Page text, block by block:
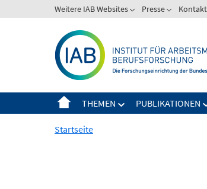
zum
Weitere IAB Websites Presse Kontakt
THEMEN PUBLIKATIONEN
Startseite